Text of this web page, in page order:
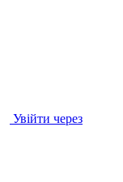
Увійти через